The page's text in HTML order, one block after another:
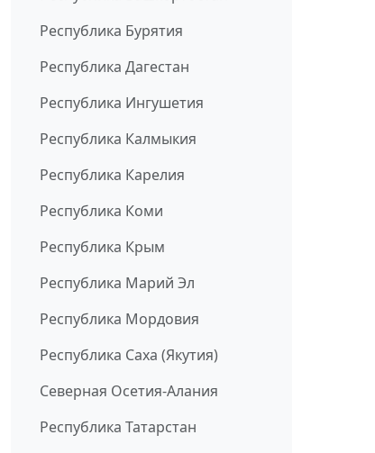
Республика Бурятия
Республика Дагестан
Республика Ингушетия
Республика Калмыкия
Республика Карелия
Республика Коми
Республика Крым
Республика Марий Эл
Республика Мордовия
Республика Саха (Якутия)
Северная Осетия-Алания
Республика Татарстан